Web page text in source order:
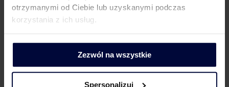
otrzymanymi od Ciebie lub uzyskanymi podczas
korzystania z ich usług.
Zezwól na wszystkie
Spersonalizuj
DKIS wniósł na wyrok WSA w Warszawie skargę
kasacyjną do NSA, gdzie jednak przegrał. Sąd
drugiej instancji w uzasadnieniu podkreślił, że aby
rozstrzygnąć powstałą w tej sprawie wątpliwość,
należy odwołać się do orzecznictwa TSUE.
Powołując się na wyrok TSUE z 29 kwietnia 2004 r.
w sprawie Empresa de Desenvolvimento Mineiro